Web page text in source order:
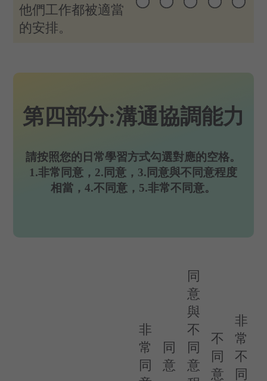
他們工作都被適當
的安排。
第四部分:溝通協調能力
請按照您的日常學習方式勾選對應的空格。
1.非常同意，2.同意，3.同意與不同意程度
相當，4.不同意，5.非常不同意。
非
常
同
同
意
同
意
與
不
同
意
不
同
意
非
常
不
同